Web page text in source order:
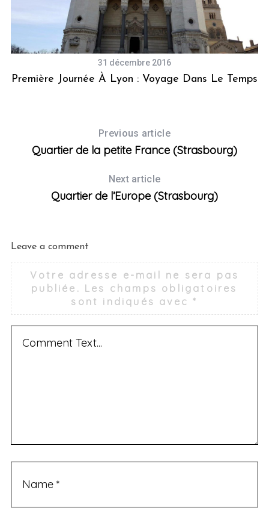
31 décembre 2016
Première Journée À Lyon : Voyage Dans Le Temps
Previous article
Quartier de la petite France (Strasbourg)
Next article
Quartier de l’Europe (Strasbourg)
Leave a comment
Votre adresse e-mail ne sera pas
publiée. Les champs obligatoires
sont indiqués avec*